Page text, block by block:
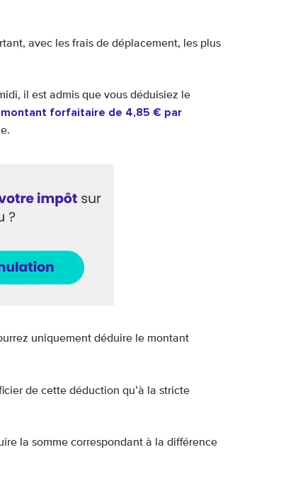
avec les frais de déplacement, les plus
il est admis que vous déduisiez le
montant forfaitaire de 4,85 € par
uniquement déduire le montant
de cette déduction qu’à la stricte
la somme correspondant à la différence